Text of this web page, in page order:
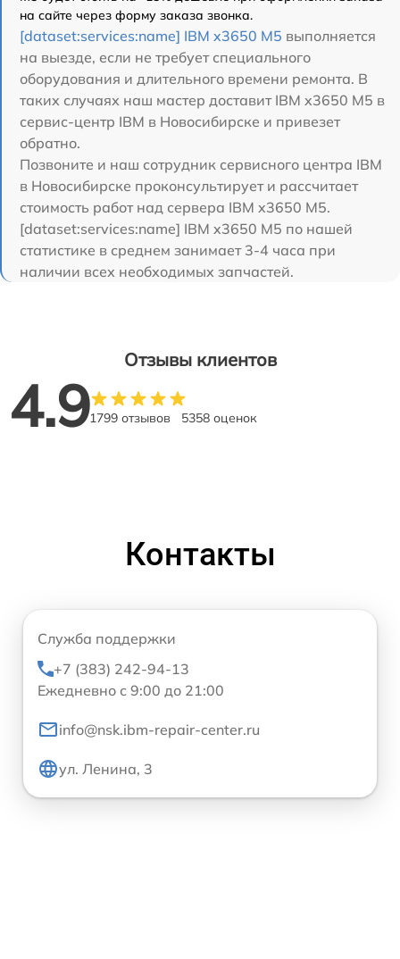
на сайте через форму заказа звонка.
[dataset:services:name] IBM x3650 M5 выполняется
на выезде, если не требует специального
оборудования и длительного времени ремонта. В
таких случаях наш мастер доставит IBM x3650 M5 в
сервис-центр IBM в Новосибирске и привезет
обратно.
Позвоните и наш сотрудник сервисного центра IBM
в Новосибирске проконсультирует и рассчитает
стоимость работ над сервера IBM x3650 M5.
[dataset:services:name] IBM x3650 M5 по нашей
статистике в среднем занимает 3-4 часа при
наличии всех необходимых запчастей.
Отзывы клиентов
4.91799 отзывов 5358 оценок
Контакты
Служба поддержки
+7 (383) 242-94-13
Ежедневно с 9:00 до 21:00
info@nsk.ibm-repair-center.ru
ул. Ленина, 3